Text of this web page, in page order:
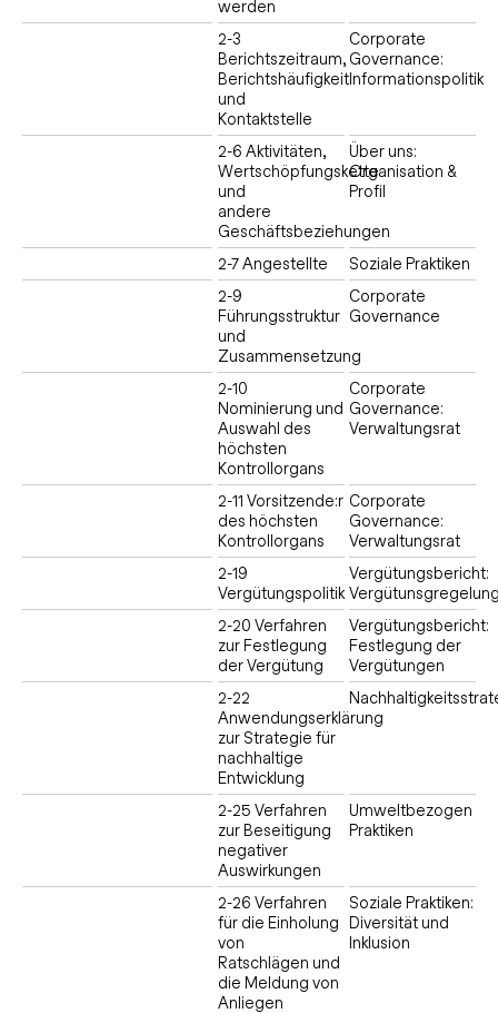
werden
2-3
Berichtszeitraum,
Berichtshäufigkeit
und
Kontaktstelle
Corporate
Governance:
Informationspolitik
2-6 Aktivitäten,
Wertschöpfungskette
und
andere
Geschäftsbeziehungen
Über uns:
Organisation &
Profil
2-7 Angestellte
Soziale Praktiken
2-9
Führungsstruktur
und
Zusammensetzung
Corporate
Governance
2-10
Nominierung und
Auswahl des
höchsten
Kontrollorgans
Corporate
Governance:
Verwaltungsrat
2-11 Vorsitzende:r
des höchsten
Kontrollorgans
Corporate
Governance:
Verwaltungsrat
2-19
Vergütungspolitik
Vergütungsbericht:
2-20 Verfahren
zur Festlegung
der Vergütung
Vergütungsbericht:
Festlegung der
Vergütungen
2-22
Anwendungserklärung
zur Strategie für
nachhaltige
Entwicklung
2-25 Verfahren
zur Beseitigung
negativer
Auswirkungen
Umweltbezogen
Praktiken
2-26 Verfahren
für die Einholung
von
Ratschlägen und
die Meldung von
Anliegen
Soziale Praktiken:
Diversität und
Inklusion